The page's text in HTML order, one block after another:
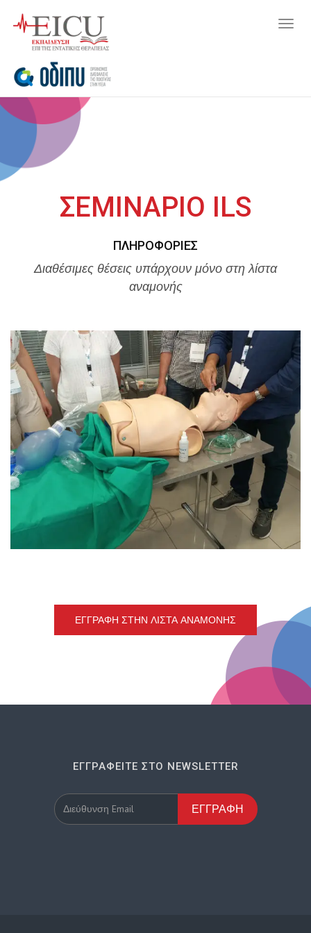
ΣΕΜΙΝΑΡΙΟ ILS
ΠΛΗΡΟΦΟΡΊΕΣ
Διαθέσιμες θέσεις υπάρχουν μόνο στη λίστα
αναμονής
ΕΓΓΡΑΦΉ ΣΤΗΝ ΛΊΣΤΑ ΑΝΑΜΟΝΉΣ
ΕΓΓΡΑΦΕΊΤΕ ΣΤΟ NEWSLETTER
ΕΓΓΡΑΦΉ